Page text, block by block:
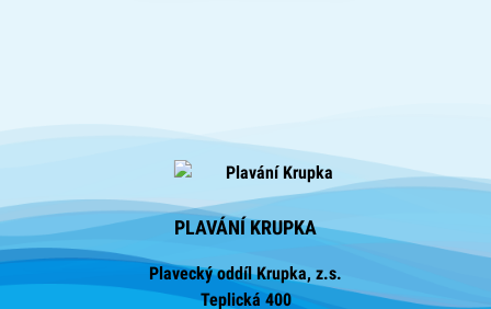
PLAVÁNÍ KRUPKA
Plavecký oddíl Krupka, z.s.
Teplická 400